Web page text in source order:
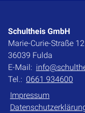
Schultheis GmbH
Marie-Curie-Straße 12
36039 Fulda
E-Mail:
Tel.: 0661 934600
Impressum